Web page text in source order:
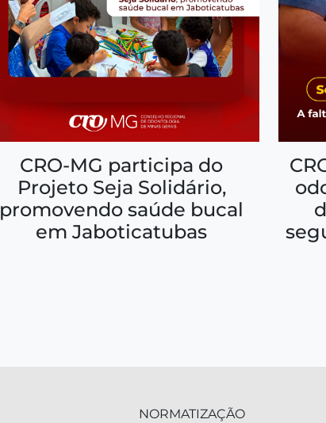
CRO-MG participa do
Projeto Seja Solidário,
promovendo saúde bucal
em Jaboticatubas
NORMATIZAÇÃO